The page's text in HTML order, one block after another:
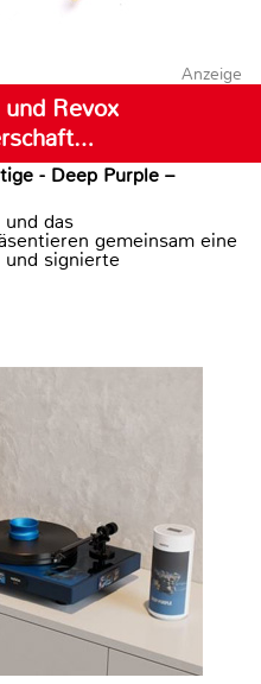
Anzeige
Revox
- Deep Purple –
das
gemeinsam eine
signierte